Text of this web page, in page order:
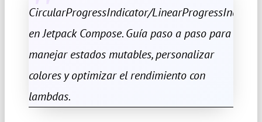
CircularProgressIndicator/
en Jetpack Compose. Guía paso a paso para
manejar estados mutables, personalizar
colores y optimizar el rendimiento con
lambdas.